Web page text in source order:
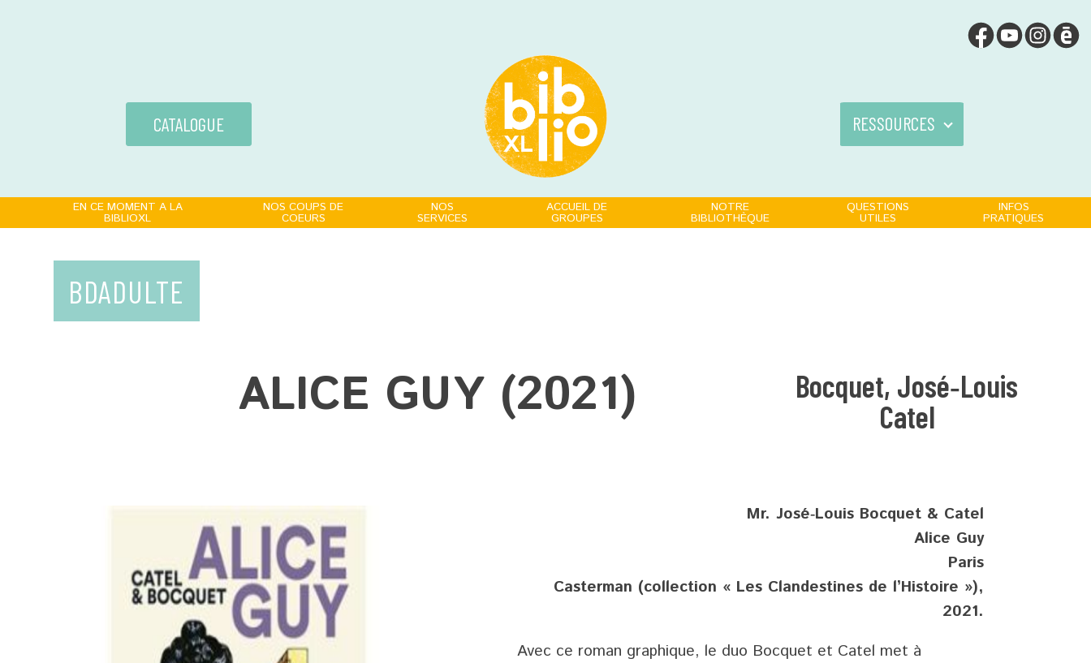
CATALOGUE RESSOURCES
EN CE MOMENT A LA
BIBLIOXL
NOS COUPS DE
COEURS
NOS
SERVICES
ACCUEIL DE
GROUPES
NOTRE
BIBLIOTHÈQUE
QUESTIONS
UTILES
INFOS
PRATIQUES
BDADULTE
ALICE GUY (2021)
Bocquet, José‑Louis
Catel
Mr. José‑Louis Bocquet & Catel
Alice Guy
Paris
Casterman (collection « Les Clandestines de l’Histoire »),
2021.
Avec ce roman graphique, le duo Bocquet et Catel met à